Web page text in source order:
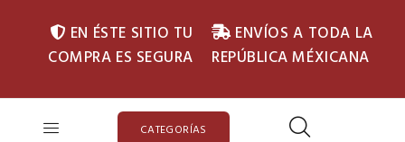
EN ÉSTE SITIO TU
COMPRA ES SEGURA
ENVÍOS A TODA LA
REPÚBLICA MÉXICANA
CATEGORÍAS